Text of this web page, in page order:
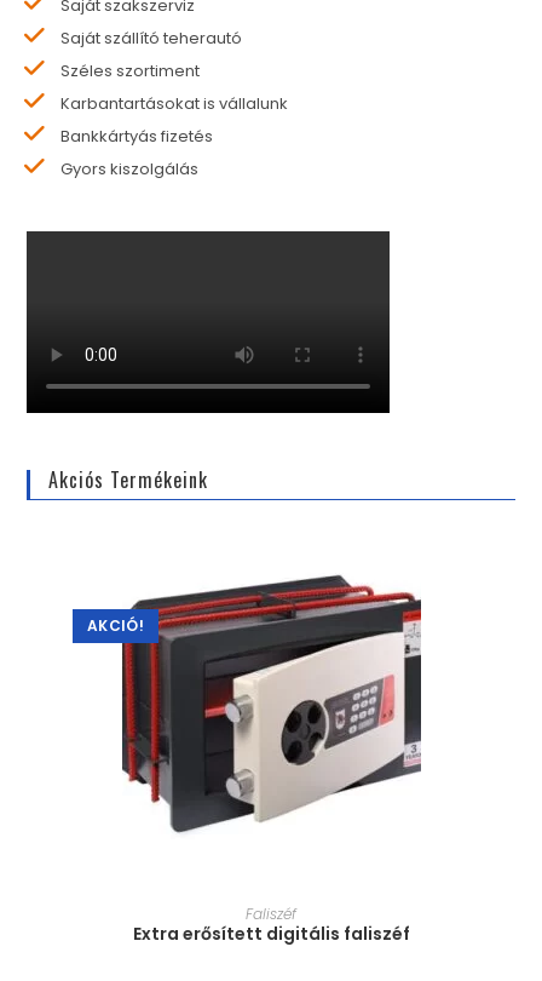
Saját szakszerviz
Saját szállító teherautó
Széles szortiment
Karbantartásokat is vállalunk
Bankkártyás fizetés
Gyors kiszolgálás
Akciós Termékeink
AKCIÓ!
MÉRET VÁLASZTÁSA
Faliszéf
Extra erősített digitális faliszéf